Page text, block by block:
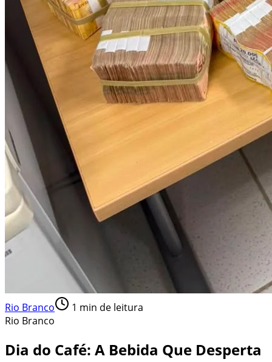
Rio Branco 1 min de leitura
Rio Branco
Dia do Café: A Bebida Que Desperta